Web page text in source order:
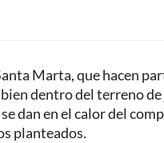
Marta, que hacen
dentro del terreno de
dan en el calor del
planteados.